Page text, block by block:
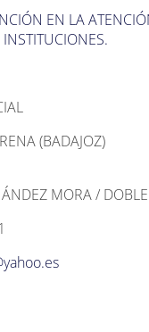
EN LA
(BADAJOZ)
MORA /